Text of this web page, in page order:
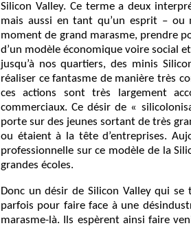
Silicon Valley. Ce terme a deux
mais aussi en tant qu’un esprit – ou
moment de grand marasme, prendre
d’un modèle économique voire social
jusqu’à nos quartiers, des minis
réaliser ce fantasme de manière très
ces actions sont très largement
commerciaux. Ce désir de «
porte sur des jeunes sortant de très
ou étaient à la tête d’entreprises.
professionnelle sur ce modèle de la
grandes écoles.
Donc un désir de Silicon Valley qui
parfois pour faire face à une
marasme-là. Ils espèrent ainsi faire